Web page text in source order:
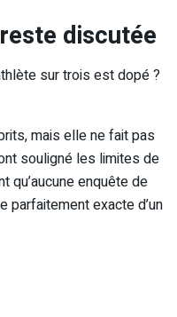
discutée
sur trois est dopé ?
mais elle ne fait pas
souligné les limites de
qu’aucune enquête de
parfaitement exacte d’un